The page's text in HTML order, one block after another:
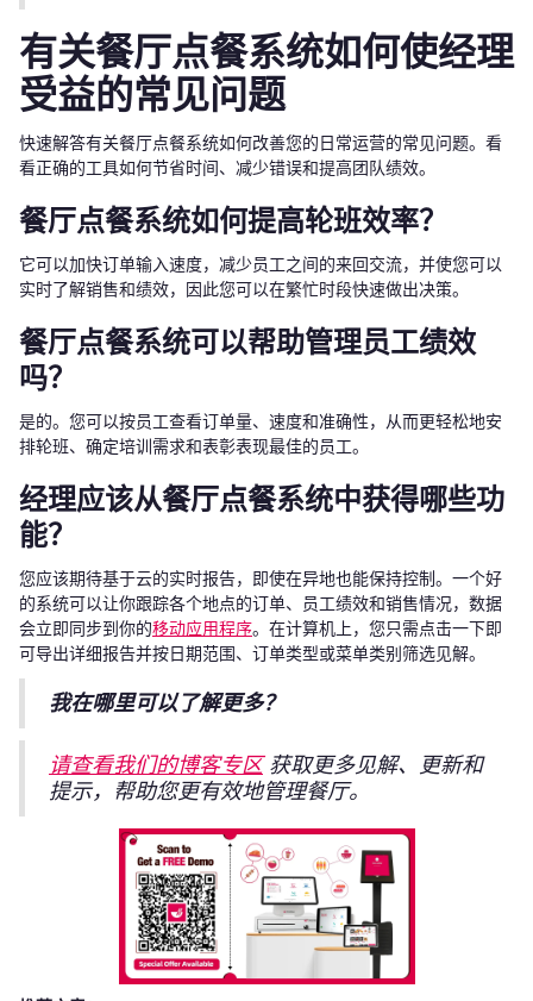
有关餐厅点餐系统如何使经理
受益的常见问题
快速解答有关餐厅点餐系统如何改善您的日常运营的常见问题。看
看正确的工具如何节省时间、减少错误和提高团队绩效。
餐厅点餐系统如何提高轮班效率？
它可以加快订单输入速度，减少员工之间的来回交流，并使您可以
实时了解销售和绩效，因此您可以在繁忙时段快速做出决策。
餐厅点餐系统可以帮助管理员工绩效
吗？
是的。您可以按员工查看订单量、速度和准确性，从而更轻松地安
排轮班、确定培训需求和表彰表现最佳的员工。
经理应该从餐厅点餐系统中获得哪些功
能？
您应该期待基于云的实时报告，即使在异地也能保持控制。一个好
的系统可以让你跟踪各个地点的订单、员工绩效和销售情况，数据
会立即同步到你的移动应用程序。在计算机上，您只需点击一下即
可导出详细报告并按日期范围、订单类型或菜单类别筛选见解。
我在哪里可以了解更多？
请查看我们的博客专区获取更多见解、更新和
提示，帮助您更有效地管理餐厅。